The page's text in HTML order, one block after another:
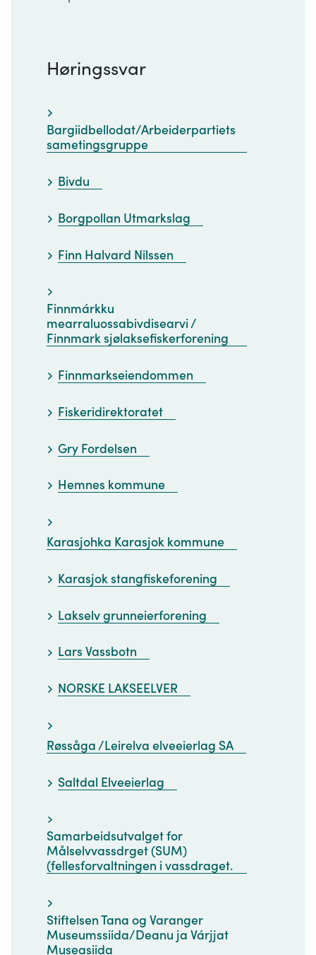
Høringssvar
Bargiidbellodat/Arbeiderpartiets
sametingsgruppe
Bivdu
Borgpollan Utmarkslag
Finn Halvard Nilssen
Finnmárkku
mearraluossabivdisearvi /
Finnmark sjølaksefiskerforening
Finnmarkseiendommen
Fiskeridirektoratet
Gry Fordelsen
Hemnes kommune
Karasjohka Karasjok kommune
Karasjok stangfiskeforening
Lakselv grunneierforening
Lars Vassbotn
NORSKE LAKSEELVER
Røssåga /Leirelva elveeierlag SA
Saltdal Elveeierlag
Samarbeidsutvalget for
Målselvvassdrget (SUM)
(fellesforvaltningen i vassdraget.
Stiftelsen Tana og Varanger
Museumssiida/Deanu ja Várjjat
Museasiida